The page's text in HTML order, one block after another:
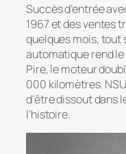
Succès d’entrée
1967 et des ventes
quelques mois, tout
automatique rend
Pire, le moteur
000 kilomètres.
d’être dissout dans
l’histoire.